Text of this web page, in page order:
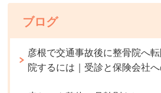
ブログ
彦根で交通事故後に整骨院へ
院するには｜受診と保険会社